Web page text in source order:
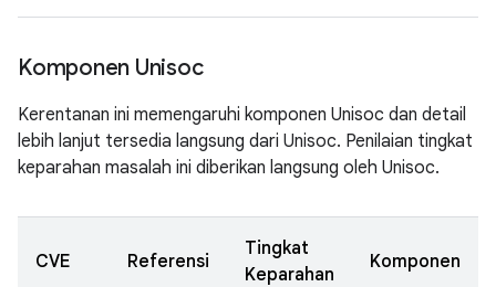
Komponen Unisoc
Kerentanan ini memengaruhi komponen Unisoc dan detail
lebih lanjut tersedia langsung dari Unisoc. Penilaian tingkat
keparahan masalah ini diberikan langsung oleh Unisoc.
CVE Referensi
Tingkat
Keparahan
Komponen